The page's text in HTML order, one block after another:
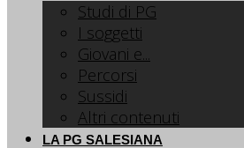
Studi di PG
I soggetti
Giovani e...
Percorsi
Sussidi
Altri contenuti
LA PG SALESIANA